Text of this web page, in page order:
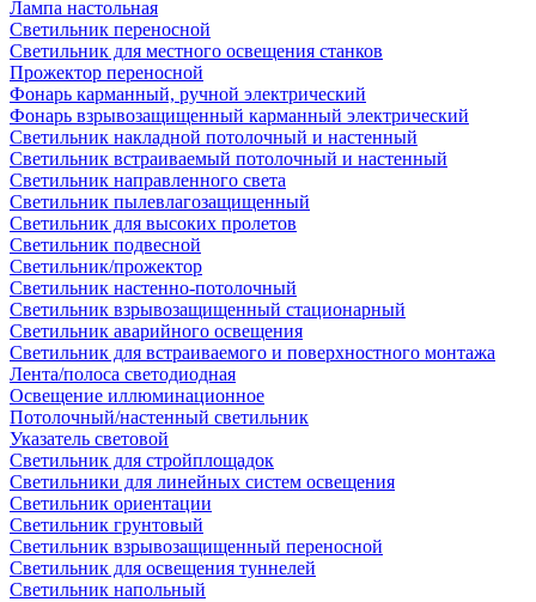
Лампа настольная
Светильник переносной
Светильник для местного освещения станков
Прожектор переносной
Фонарь карманный, ручной электрический
Фонарь взрывозащищенный карманный электрический
Светильник накладной потолочный и настенный
Светильник встраиваемый потолочный и настенный
Светильник направленного света
Светильник пылевлагозащищенный
Светильник для высоких пролетов
Светильник подвесной
Светильник/прожектор
Светильник настенно-потолочный
Светильник взрывозащищенный стационарный
Светильник аварийного освещения
Светильник для встраиваемого и поверхностного монтажа
Лента/полоса светодиодная
Освещение иллюминационное
Потолочный/настенный светильник
Указатель световой
Светильник для стройплощадок
Светильники для линейных систем освещения
Светильник ориентации
Светильник грунтовый
Светильник взрывозащищенный переносной
Светильник для освещения туннелей
Светильник напольный